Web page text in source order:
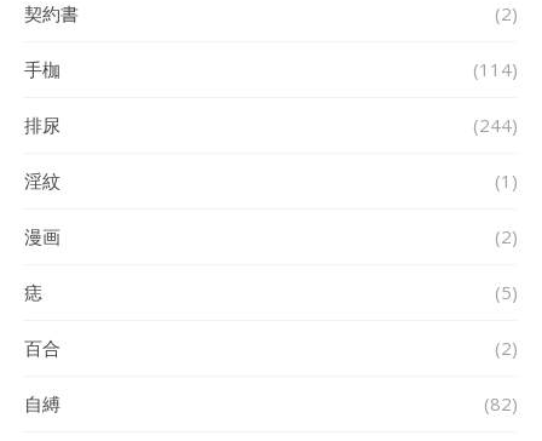
契約書 (2)
手枷 (114)
排尿 (244)
淫紋 (1)
漫画 (2)
痣 (5)
百合 (2)
自縛 (82)